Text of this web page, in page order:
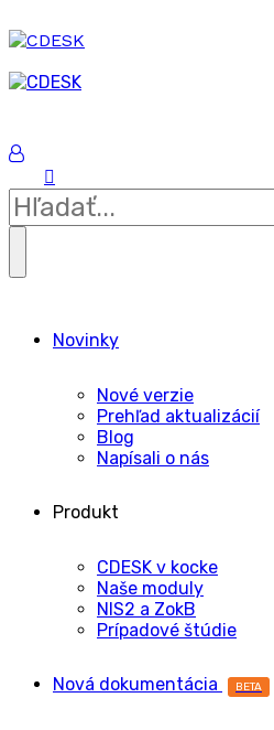
Novinky
Nové verzie
Prehľad aktualizácií
Blog
Napísali o nás
Produkt
CDESK v kocke
Naše moduly
NIS2 a ZokB
Prípadové štúdie
Nová dokumentácia BETA